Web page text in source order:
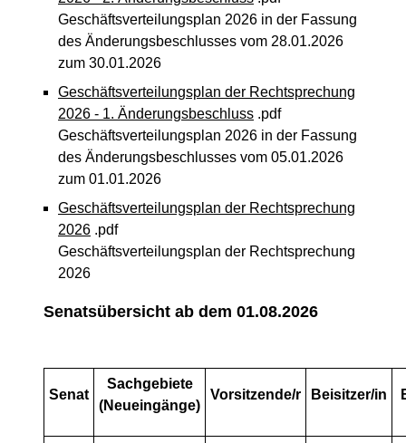
Geschäftsverteilungsplan 2026 in der Fassung
des Änderungsbeschlusses vom 28.01.2026
zum 30.01.2026
Geschäftsverteilungsplan der Rechtsprechung
2026 - 1. Änderungsbeschluss .pdf
Geschäftsverteilungsplan 2026 in der Fassung
des Änderungsbeschlusses vom 05.01.2026
zum 01.01.2026
Geschäftsverteilungsplan der Rechtsprechung
2026 .pdf
Geschäftsverteilungsplan der Rechtsprechung
2026
Senatsübersicht ab dem 01.08.2026
Senat
Sachgebiete
(Neueingänge)
Vorsitzende/r Beisitzer/in